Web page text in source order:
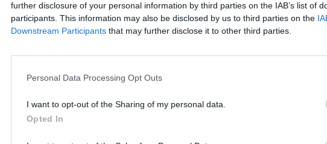
further disclosure of your personal information by third parties on the IAB’s list of
participants. This information may also be disclosed by us to third parties on the
Downstream Participants that may further disclose it to other third parties.
Personal Data Processing Opt Outs
I want to opt-out of the Sharing of my personal data.
Opted In
Trump, Meloni e la strategia